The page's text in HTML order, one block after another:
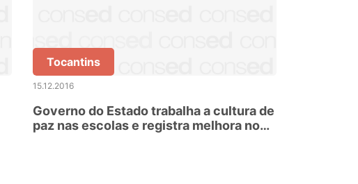
Tocantins
15.12.2016
Governo do Estado trabalha a cultura de
paz nas escolas e registra melhora no